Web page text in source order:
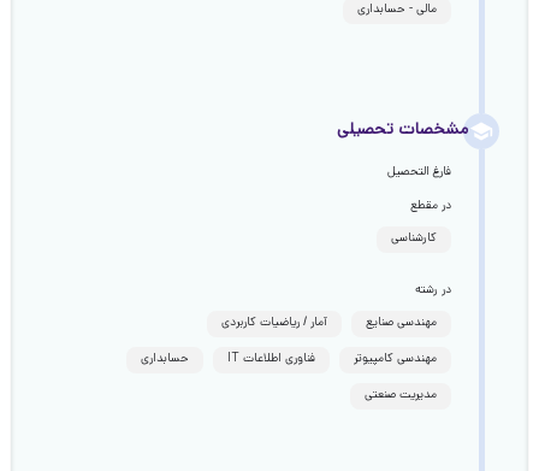
مالی - حسابداری
مشخصات تحصیلی
فارغ التحصیل
در مقطع
کارشناسی
در رشته
مهندسی صنایع
آمار / ریاضیات کاربردی
مهندسی کامپیوتر
فناوری اطلاعات IT
حسابداری
مدیریت صنعتی